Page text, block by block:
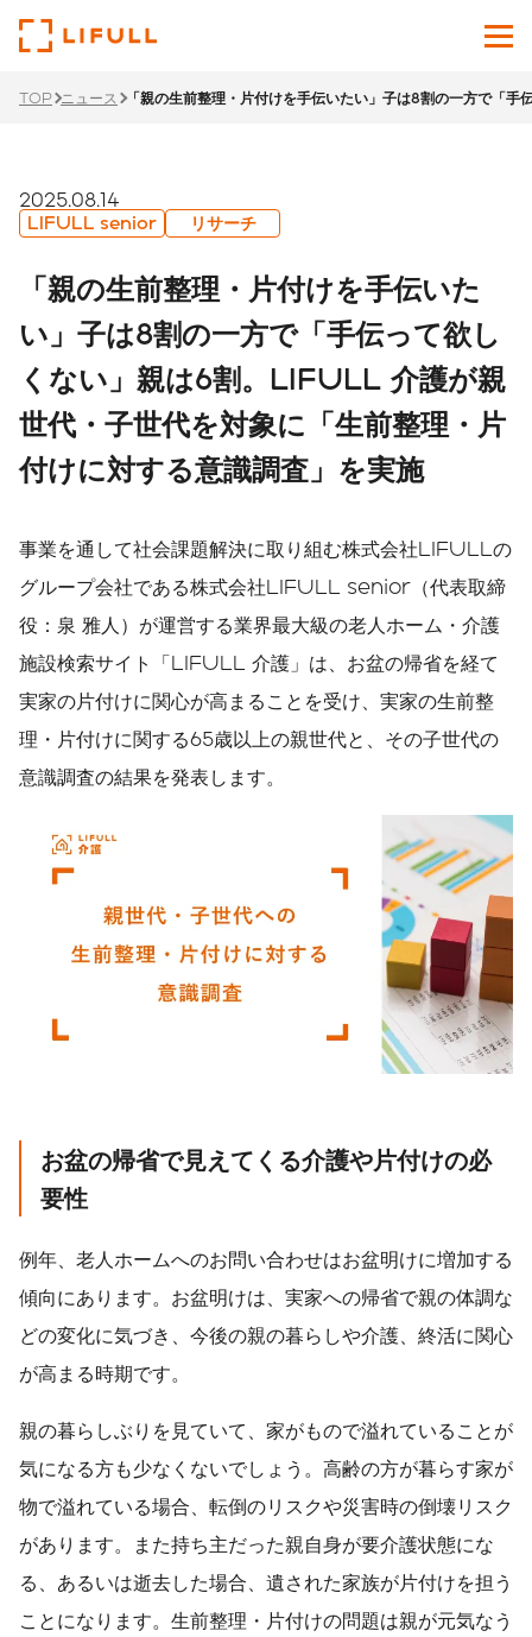
採用サイト
Japanese English
サービス
ニュース
サステナビリティ
TOP ニュース 「親の生前整理・片付けを手伝いたい」子は8割の一方で「
2025.08.14
LIFULL senior リサーチ
「親の生前整理・片付けを手伝いた
い」子は8割の一方で「手伝って欲し
くない」親は6割。LIFULL 介護が親
世代・子世代を対象に「生前整理・片
付けに対する意識調査」を実施
事業を通して社会課題解決に取り組む株式会社LIFULLの
グループ会社である株式会社LIFULL senior（代表取締
役：泉 雅人）が運営する業界最大級の老人ホーム・介護
施設検索サイト「LIFULL 介護」は、お盆の帰省を経て
実家の片付けに関心が高まることを受け、実家の生前整
理・片付けに関する65歳以上の親世代と、その子世代の
意識調査の結果を発表します。
お盆の帰省で見えてくる介護や片付けの必
要性
例年、老人ホームへのお問い合わせはお盆明けに増加する
傾向にあります。お盆明けは、実家への帰省で親の体調な
どの変化に気づき、今後の親の暮らしや介護、終活に関心
が高まる時期です。
親の暮らしぶりを見ていて、家がもので溢れていることが
気になる方も少なくないでしょう。高齢の方が暮らす家が
物で溢れている場合、転倒のリスクや災害時の倒壊リスク
があります。また持ち主だった親自身が要介護状態にな
る、あるいは逝去した場合、遺された家族が片付けを担う
ことになります。生前整理・片付けの問題は親が元気なう